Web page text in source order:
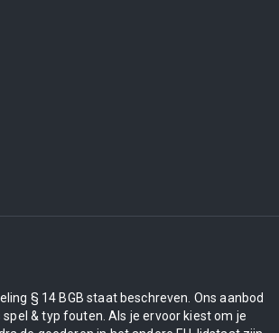
§ 14 BGB staat beschreven. Ons aanbod
& typ fouten. Als je ervoor kiest om je